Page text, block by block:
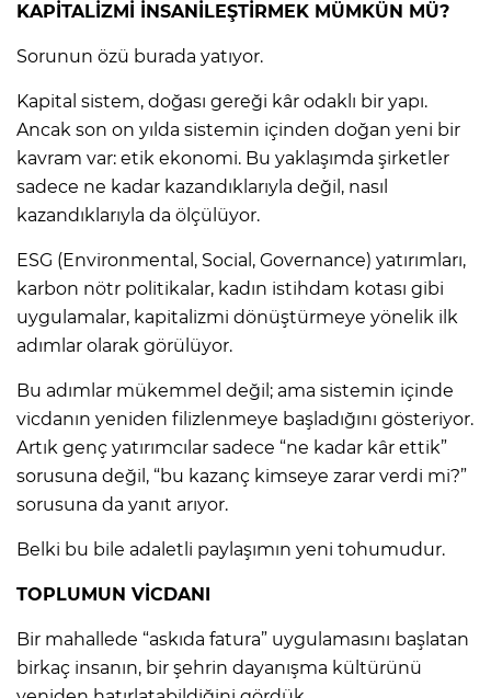
KAPİTALİZMİ İNSANİLEŞTİRMEK MÜMKÜN MÜ?
Sorunun özü burada yatıyor.
Kapital sistem, doğası gereği kâr odaklı bir yapı.
Ancak son on yılda sistemin içinden doğan yeni bir
kavram var: etik ekonomi. Bu yaklaşımda şirketler
sadece ne kadar kazandıklarıyla değil, nasıl
kazandıklarıyla da ölçülüyor.
ESG (Environmental, Social, Governance) yatırımları,
karbon nötr politikalar, kadın istihdam kotası gibi
uygulamalar, kapitalizmi dönüştürmeye yönelik ilk
adımlar olarak görülüyor.
Bu adımlar mükemmel değil; ama sistemin içinde
vicdanın yeniden filizlenmeye başladığını gösteriyor.
Artık genç yatırımcılar sadece “ne kadar kâr ettik”
sorusuna değil, “bu kazanç kimseye zarar verdi mi?”
sorusuna da yanıt arıyor.
Belki bu bile adaletli paylaşımın yeni tohumudur.
TOPLUMUN VİCDANI
Bir mahallede “askıda fatura” uygulamasını başlatan
birkaç insanın, bir şehrin dayanışma kültürünü